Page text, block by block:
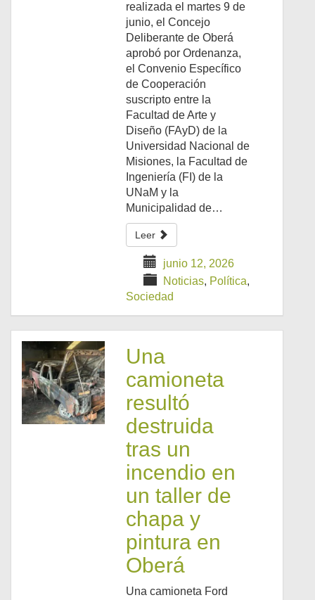
realizada el martes 9 de
junio, el Concejo
Deliberante de Oberá
aprobó por Ordenanza,
el Convenio Específico
de Cooperación
suscripto entre la
Facultad de Arte y
Diseño (FAyD) de la
Universidad Nacional de
Misiones, la Facultad de
Ingeniería (FI) de la
UNaM y la
Municipalidad de…
Leer
junio 12, 2026
Noticias, Política,
Sociedad
Una
camioneta
resultó
destruida
tras un
incendio en
un taller de
chapa y
pintura en
Oberá
Una camioneta Ford